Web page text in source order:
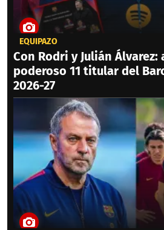
EQUIPAZO
Con Rodri y Julián Álvarez:
poderoso 11 titular del
2026-27